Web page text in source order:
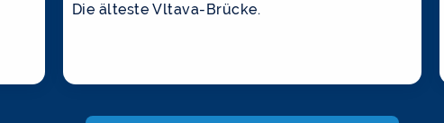
Die älteste Vltava-Brücke.